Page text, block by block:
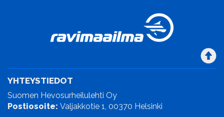
YHTEYSTIEDOT
Suomen Hevosurheilulehti Oy
Postiosoite: Valjakkotie 1, 00370 Helsinki